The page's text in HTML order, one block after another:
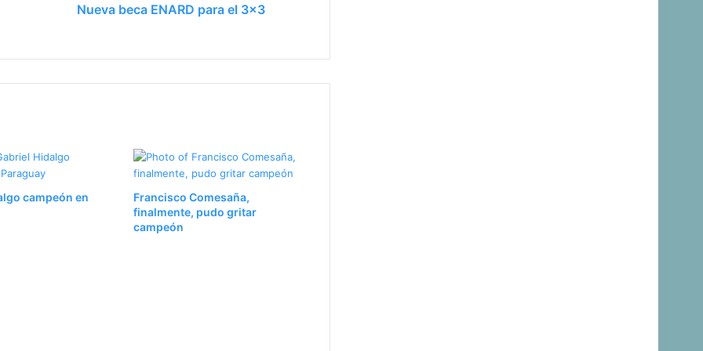
pelearán en los Juegos Suramericanos
Nueva beca ENARD para el 3x3
campeón en
Francisco Comesaña,
finalmente, pudo gritar
campeón